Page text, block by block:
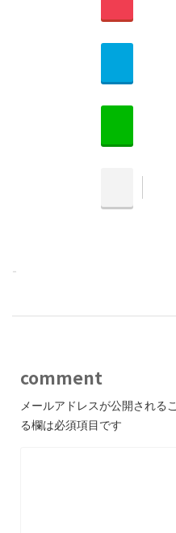
-
comment
メールアドレスが公開される
る欄は必須項目です